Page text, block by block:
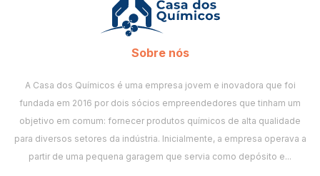
Sobre nós
A Casa dos Químicos é uma empresa jovem e inovadora que foi
fundada em 2016 por dois sócios empreendedores que tinham um
objetivo em comum: fornecer produtos químicos de alta qualidade
para diversos setores da indústria. Inicialmente, a empresa operava a
partir de uma pequena garagem que servia como depósito e...